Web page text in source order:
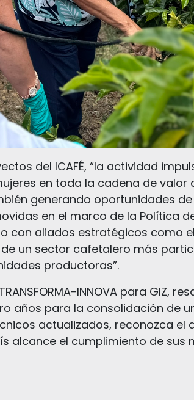
del ICAFÉ, “la actividad
en toda la cadena de valor
generando oportunidades de
en el marco de la Política
con aliados estratégicos como el
de un sector cafetalero más
productoras”.
INNOVA para GIZ,
años para la consolidación de
actualizados, reconozca el
alcance el cumplimiento de sus